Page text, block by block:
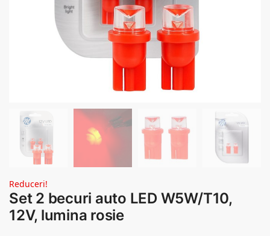
Reduceri!
Set 2 becuri auto LED W5W/T10,
12V, lumina rosie